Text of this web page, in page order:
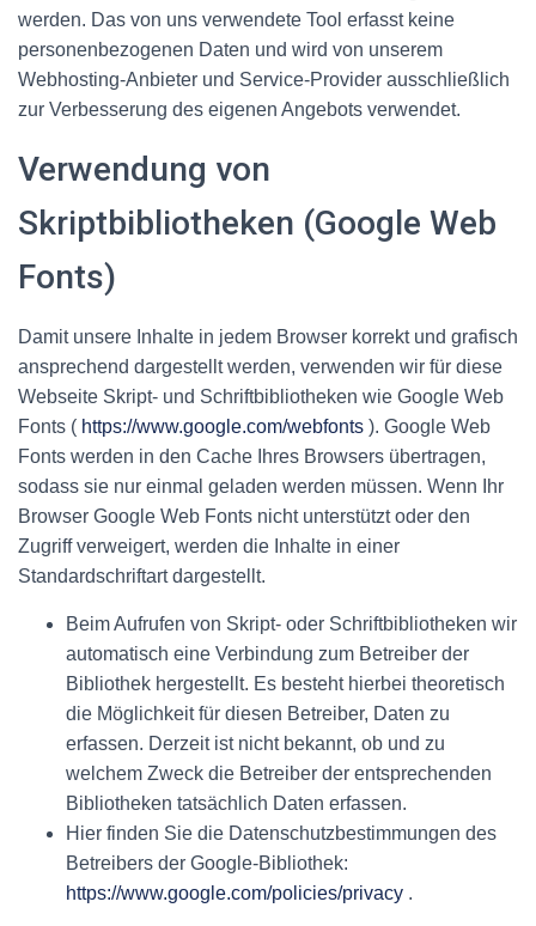
werden. Das von uns verwendete Tool erfasst keine
personenbezogenen Daten und wird von unserem
Webhosting-Anbieter und Service-Provider ausschließlich
zur Verbesserung des eigenen Angebots verwendet.
Verwendung von
Skriptbibliotheken (Google Web
Fonts)
Damit unsere Inhalte in jedem Browser korrekt und grafisch
ansprechend dargestellt werden, verwenden wir für diese
Webseite Skript- und Schriftbibliotheken wie Google Web
Fonts ( https://www.google.com/webfonts ). Google Web
Fonts werden in den Cache Ihres Browsers übertragen,
sodass sie nur einmal geladen werden müssen. Wenn Ihr
Browser Google Web Fonts nicht unterstützt oder den
Zugriff verweigert, werden die Inhalte in einer
Standardschriftart dargestellt.
Beim Aufrufen von Skript- oder Schriftbibliotheken wir
automatisch eine Verbindung zum Betreiber der
Bibliothek hergestellt. Es besteht hierbei theoretisch
die Möglichkeit für diesen Betreiber, Daten zu
erfassen. Derzeit ist nicht bekannt, ob und zu
welchem Zweck die Betreiber der entsprechenden
Bibliotheken tatsächlich Daten erfassen.
Hier finden Sie die Datenschutzbestimmungen des
Betreibers der Google-Bibliothek:
https://www.google.com/policies/privacy .